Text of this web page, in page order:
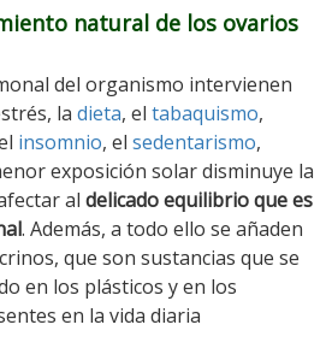
natural de los ovarios
del organismo intervienen
la dieta, el tabaquismo,
insomnio, el sedentarismo,
exposición solar disminuye la
al delicado equilibrio que es
. Además, a todo ello se añaden
que son sustancias que se
en los plásticos y en los
en la vida diaria